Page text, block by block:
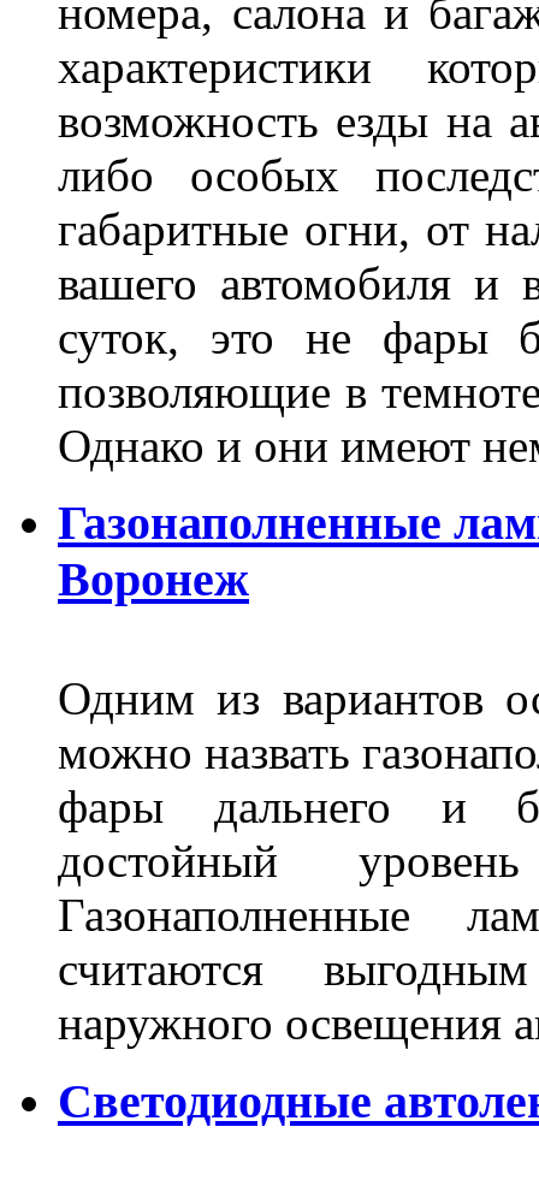
номера, салона и
характеристики
возможность езды на
либо особых
габаритные огни, от
вашего автомобиля и
суток, это не фары
позволяющие в
Однако и они имеют
Газонаполненные
Воронеж
Одним из вариантов
можно назвать
фары дальнего и
достойный
Газонаполненные
считаются
наружного освещения
Светодиодные